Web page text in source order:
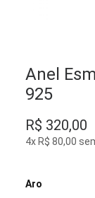
Anel
925
R$ 320,00
4x R$ 80,00
Aro